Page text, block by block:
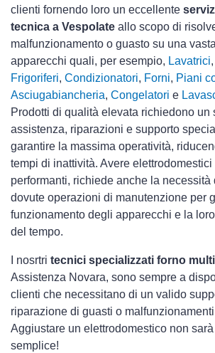
clienti fornendo loro un eccellente
tecnica a Vespolate allo scopo di
malfunzionamento o guasto su una
apparecchi quali, per esempio, Lavatrici,
Frigoriferi, Condizionatori, Forni, Piani
Asciugabiancheria, Congelatori e
Prodotti di qualità elevata richiedono un
assistenza, riparazioni e supporto
garantire la massima operatività,
tempi di inattività. Avere elettrodomestici
performanti, richiede anche la necessità
dovute operazioni di manutenzione per
funzionamento degli apparecchi e la
del tempo.
I nosrtri tecnici specializzati forno
Assistenza Novara, sono sempre a
clienti che necessitano di un valido
riparazione di guasti o
Aggiustare un elettrodomestico non
semplice!